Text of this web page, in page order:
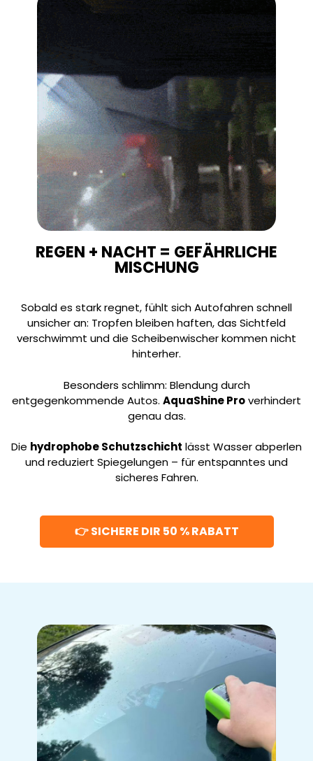
REGEN + NACHT = GEFÄHRLICHE
MISCHUNG
Sobald es stark regnet, fühlt sich Autofahren schnell
unsicher an: Tropfen bleiben haften, das Sichtfeld
verschwimmt und die Scheibenwischer kommen nicht
hinterher.
Besonders schlimm: Blendung durch
entgegenkommende Autos. AquaShine Proverhindert
genau das.
Die hydrophobe Schutzschicht lässt Wasser abperlen
und reduziert Spiegelungen – für entspanntes und
sicheres Fahren.
👉 SICHERE DIR 50 % RABATT